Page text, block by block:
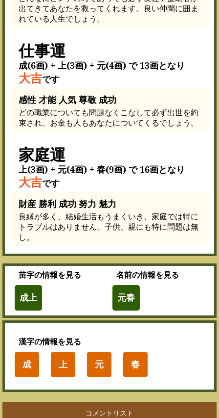
出てきてあなたを救ってくれます。良い仲間に囲ま
れている人生でしょう。
仕事運
成(6画) + 上(3画) + 元(4画) で 13画となり
大吉です
感性 才能 人気 尊敬 成功
どの職業についても問題なくこなして必ず出世を約
束され、お金も人もあなたについてくるでしょう。
家庭運
上(3画) + 元(4画) + 春(9画) で 16画となり
大吉です
財産 勝利 成功 努力 魅力
良縁が多く、結婚生活もうまくいき、家庭では特に
トラブルはありません。子供、親にも特に問題は無
し。
苗字の情報を見る
成上
名前の情報を見る
元春
漢字の情報を見る
成 上 元 春
コメントリスト